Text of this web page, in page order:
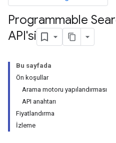
Programmable
API'si
Bu sayfada
Ön koşullar
Arama motoru yapılandırması
API anahtarı
Fiyatlandırma
İzleme